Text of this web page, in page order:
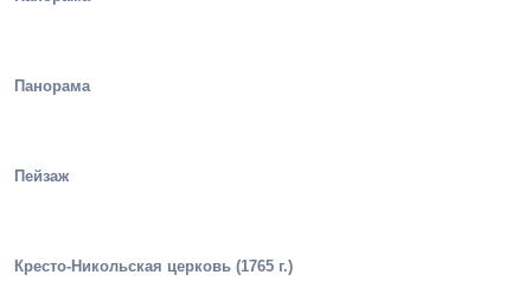
Панорама
Пейзаж
Кресто-Никольская церковь (1765 г.)